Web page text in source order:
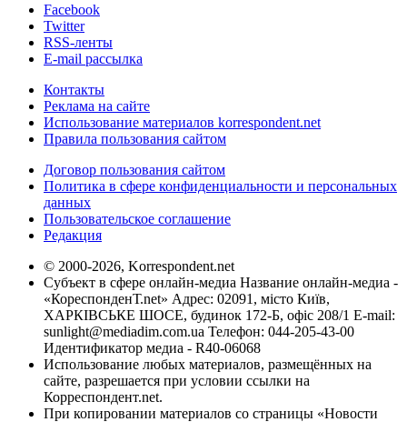
Facebook
Twitter
RSS-ленты
E-mail рассылка
Контакты
Реклама на сайте
Использование материалов korrespondent.net
Правила пользования сайтом
Договор пользования сайтом
Политика в сфере конфиденциальности и персональных
данных
Пользовательское соглашение
Редакция
© 2000-2026, Korrespondent.net
Субъект в сфере онлайн-медиа Название онлайн-медиа -
«КореспонденТ.net» Адрес: 02091, місто Київ,
ХАРКІВСЬКЕ ШОСЕ, будинок 172-Б, офіс 208/1 E-mail:
sunlight@mediadim.com.ua Телефон: 044-205-43-00
Идентификатор медиа - R40-06068
Использование любых материалов, размещённых на
сайте, разрешается при условии ссылки на
Корреспондент.net.
При копировании материалов со страницы «Новости